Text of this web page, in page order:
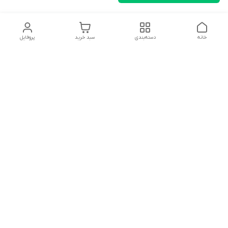
پروفایل سبد خرید دسته‌بندی خانه